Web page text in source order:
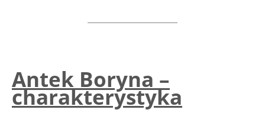
Antek Boryna –
charakterystyka